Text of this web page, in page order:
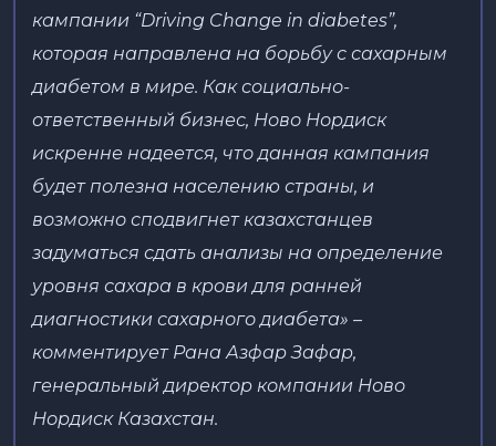
кампании “Driving Change in diabetes”,
которая направлена на борьбу с сахарным
диабетом в мире. Как социально-
ответственный бизнес, Ново Нордиск
искренне надеется, что данная кампания
будет полезна населению страны, и
возможно сподвигнет казахстанцев
задуматься сдать анализы на определение
уровня сахара в крови для ранней
диагностики сахарного диабета» –
комментирует Рана Азфар Зафар,
генеральный директор компании Ново
Нордиск Казахстан.